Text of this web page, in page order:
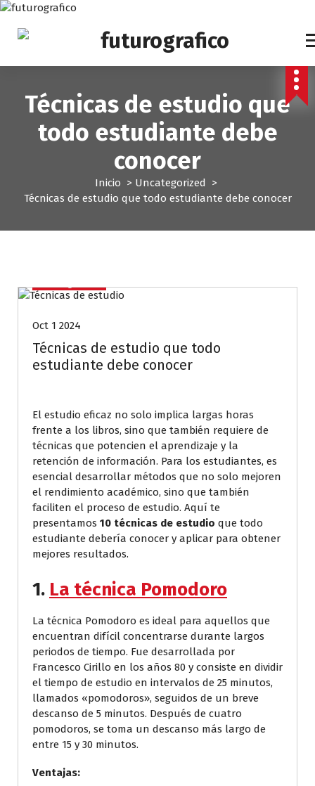
S
a
Técnicas de estudio que
todo estudiante debe
conocer
Inicio > Uncategorized
>
Técnicas de estudio que todo estudiante debe conocer
Oct 1 2024
Técnicas de estudio que todo
estudiante debe conocer
El estudio eficaz no solo implica largas horas
frente a los libros, sino que también requiere de
técnicas que potencien el aprendizaje y la
retención de información. Para los estudiantes, es
esencial desarrollar métodos que no solo mejoren
el rendimiento académico, sino que también
faciliten el proceso de estudio. Aquí te
presentamos 10 técnicas de estudio que todo
estudiante debería conocer y aplicar para obtener
mejores resultados.
1. La técnica Pomodoro
La técnica Pomodoro es ideal para aquellos que
encuentran difícil concentrarse durante largos
periodos de tiempo. Fue desarrollada por
Francesco Cirillo en los años 80 y consiste en dividir
el tiempo de estudio en intervalos de 25 minutos,
llamados «pomodoros», seguidos de un breve
descanso de 5 minutos. Después de cuatro
pomodoros, se toma un descanso más largo de
entre 15 y 30 minutos.
Ventajas: